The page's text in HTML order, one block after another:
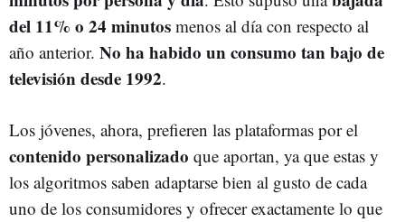
del 11% o 24 minutos menos al día con respecto al
año anterior. No ha habido un consumo tan bajo de
televisión desde 1992.
Los jóvenes, ahora, prefieren las plataformas por el
contenido personalizado que aportan, ya que estas y
los algoritmos saben adaptarse bien al gusto de cada
uno de los consumidores y ofrecer exactamente lo que